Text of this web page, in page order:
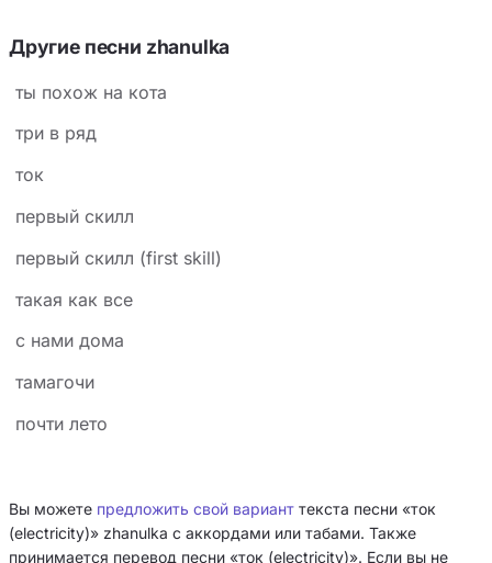
Другие песни zhanulka
ты похож на кота
три в ряд
ток
первый скилл
первый скилл (first skill)
такая как все
с нами дома
тамагочи
почти лето
Вы можете предложить свой вариант текста песни «ток
(electricity)» zhanulka с аккордами или табами. Также
принимается перевод песни «ток (electricity)». Если вы не